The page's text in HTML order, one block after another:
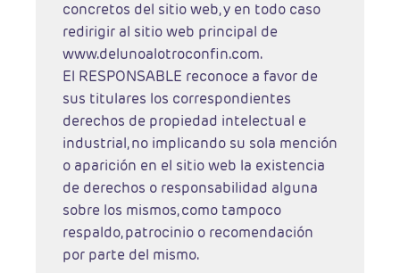
concretos del sitio web, y en todo caso
redirigir al sitio web principal de
www.delunoalotroconfin.com.
El RESPONSABLE reconoce a favor de
sus titulares los correspondientes
derechos de propiedad intelectual e
industrial, no implicando su sola mención
o aparición en el sitio web la existencia
de derechos o responsabilidad alguna
sobre los mismos, como tampoco
respaldo, patrocinio o recomendación
por parte del mismo.